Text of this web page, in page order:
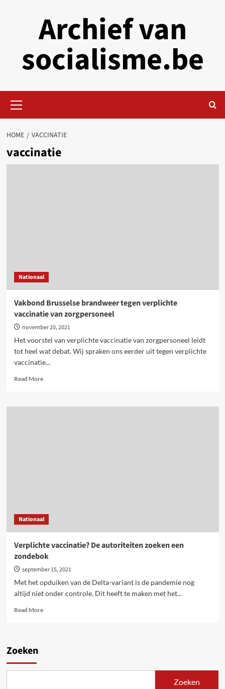
Archief van
socialisme.be
Menu
HOME VACCINATIE
vaccinatie
Nationaal
Vakbond Brusselse brandweer tegen verplichte
vaccinatie van zorgpersoneel
november 20, 2021
Het voorstel van verplichte vaccinatie van zorgpersoneel leidt
tot heel wat debat. Wij spraken ons eerder uit tegen verplichte
vaccinatie...
Read MoreRead
Vakbond
Nationaal
Verplichte vaccinatie? De autoriteiten zoeken een
zondebok
september 15, 2021
Met het opduiken van de Delta-variant is de pandemie nog
altijd niet onder controle. Dit heeft te maken met het...
Read MoreRead
Zoeken
Zoeken